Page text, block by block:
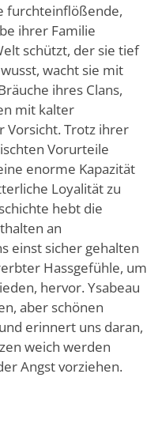
furchteinflößende,
ihrer Familie
schützt, der sie tief
wacht sie mit
ihres Clans,
mit kalter
Vorsicht. Trotz ihrer
Vorurteile
enorme Kapazität
Loyalität zu
hebt die
an
einst sicher gehalten
Hassgefühle, um
hervor. Ysabeau
aber schönen
erinnert uns daran,
weich werden
Angst vorziehen.